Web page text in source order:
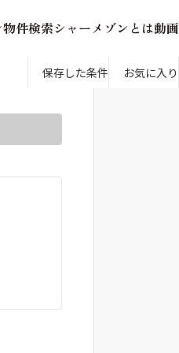
物件検索シ ャーメ ゾン とは動画
新着メール設定 最近見た物件
保存した条件 お気に入り
。